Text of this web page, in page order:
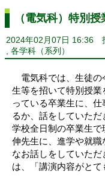
（電気科）特別授
2024年02月07日 16:36
各学科（系列）
電気科では、生徒の
生等を招いて特別授
っている卒業生に、
るか、話をしていた
学校全日制の卒業生
伸先生に、進学や就
なお話しをしていた
は、「講演内容がとて